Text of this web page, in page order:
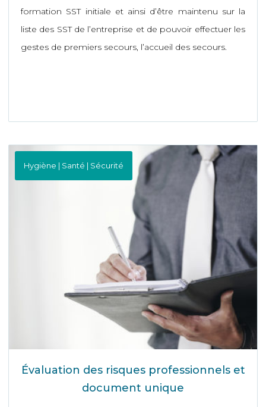
formation SST initiale et ainsi d’être maintenu sur la
liste des SST de l’entreprise et de pouvoir effectuer les
gestes de premiers secours, l’accueil des secours.
Hygiène | Santé | Sécurité
Évaluation des risques professionnels et
document unique